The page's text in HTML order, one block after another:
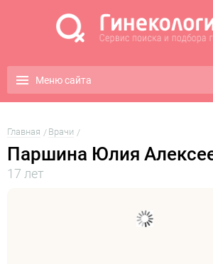
Меню сайта
Главная Врачи
Паршина Юлия
17 лет